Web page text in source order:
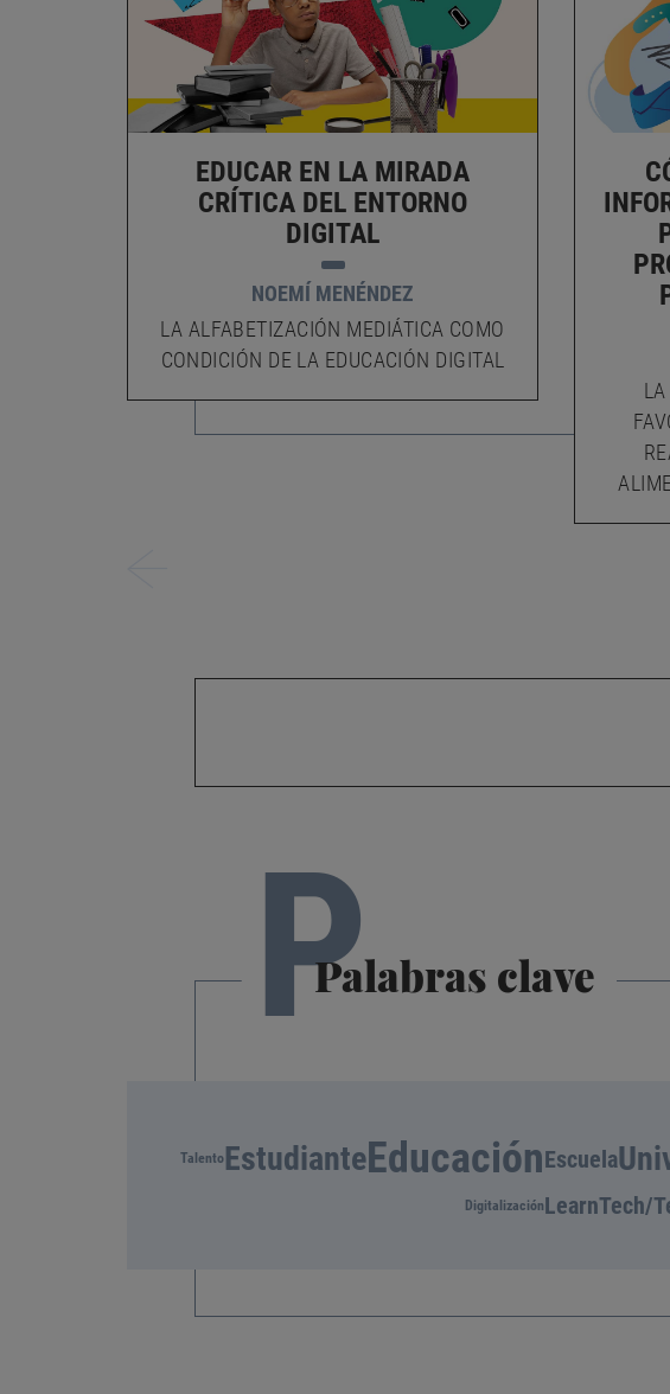
EDUCAR EN LA MIRADA
CRÍTICA DEL ENTORNO
DIGITAL
NOEMÍ MENÉNDEZ
LA ALFABETIZACIÓN MEDIÁTICA COMO
CONDICIÓN DE LA EDUCACIÓN DIGITAL
P
Palabras clave
TalentoEstudianteEducaciónEscuela
DigitalizaciónLearnTech/